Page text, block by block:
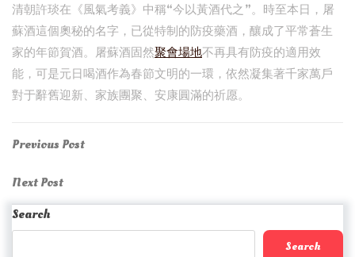
清朝許琰在《風氣考義》中稱“今以黃酒代之”。時至本日，屠
蘇酒這個奧秘的名字，已從特制的防疫藥酒，釀成了平常蒼生
家的年節賀酒。屠蘇酒固然聚會場地不再具有防疫的適用效
能，可是元日喝酒作為春節文明的一環，依然凝集著千家萬戶
對于辭舊迎新、家族團聚、安康圓滿的祈愿。
Post
navigation
Previous
Previous Post
Next
Post
Next Post
Search
Search